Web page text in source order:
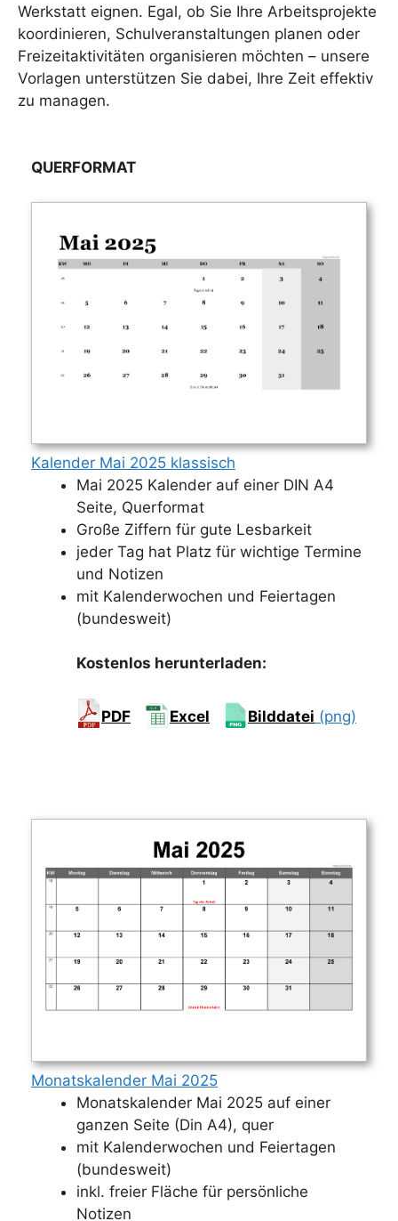
Werkstatt eignen. Egal, ob Sie Ihre Arbeitsprojekte
koordinieren, Schulveranstaltungen planen oder
Freizeitaktivitäten organisieren möchten – unsere
Vorlagen unterstützen Sie dabei, Ihre Zeit effektiv
zu managen.
QUERFORMAT
Kalender Mai 2025 klassisch
Mai 2025 Kalender auf einer DIN A4
Seite, Querformat
Große Ziffern für gute Lesbarkeit
jeder Tag hat Platz für wichtige Termine
und Notizen
mit Kalenderwochen und Feiertagen
(bundesweit)
Kostenlos herunterladen:
PDF Excel Bilddatei (png)
Monatskalender Mai 2025
Monatskalender Mai 2025 auf einer
ganzen Seite (Din A4), quer
mit Kalenderwochen und Feiertagen
(bundesweit)
inkl. freier Fläche für persönliche
Notizen